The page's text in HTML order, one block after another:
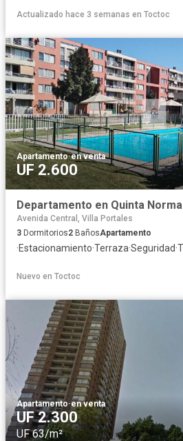
Actualizado hace 3 semanas en Toctoc
Apartamento·en venta
UF 2.600
Departamento en Quinta Normal
Avenida Central, Villa Portales
3 Dormitorios2 BañosApartamento
·Estacionamiento·Terraza·Seguridad·
Nuevo en Toctoc
Apartamento·en venta
UF 2.300
UF 63/m²